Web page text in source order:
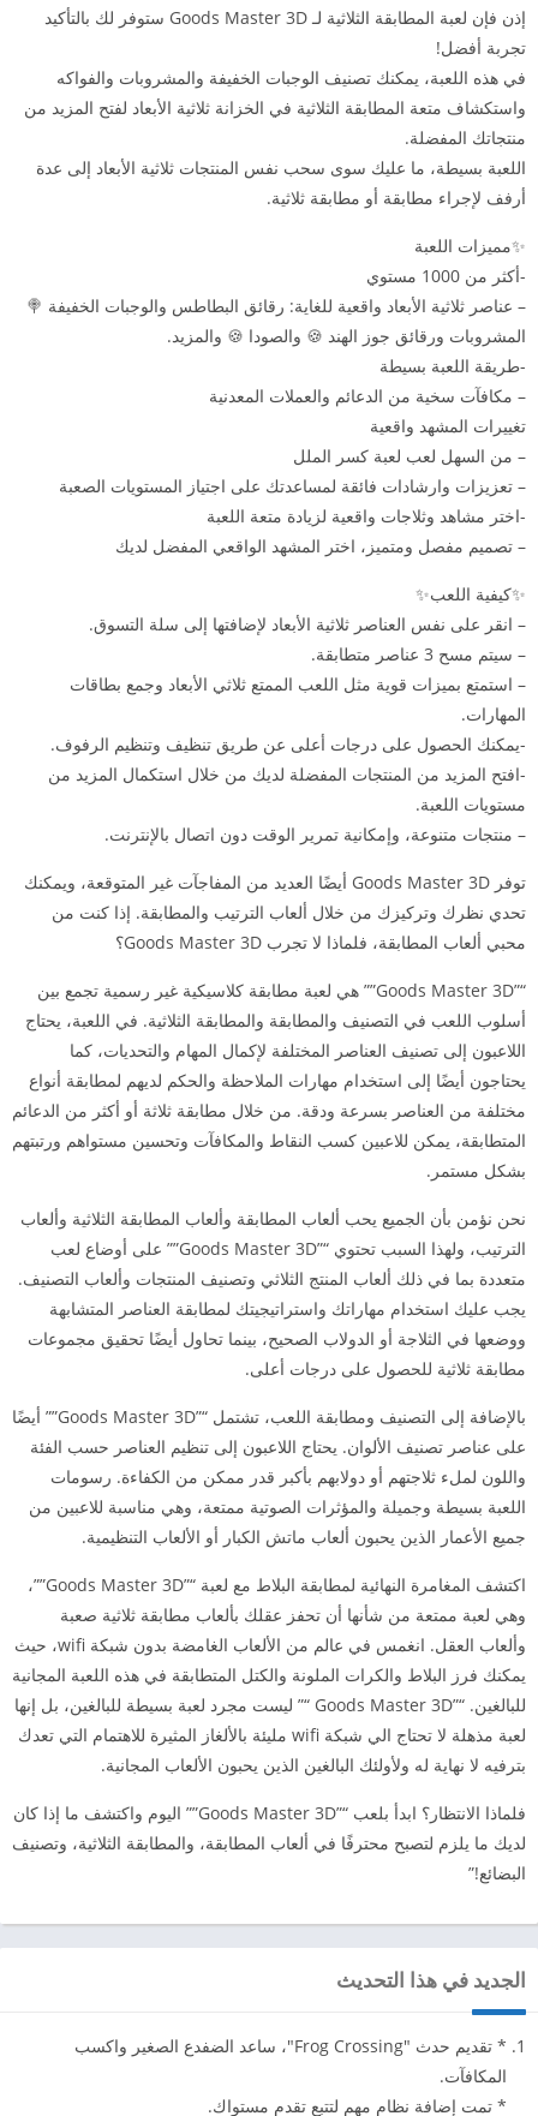
إذن فإن لعبة المطابقة الثلاثية لـ Goods Master 3D ستوفر لك بالتأكيد
تجربة أفضل!
في هذه اللعبة، يمكنك تصنيف الوجبات الخفيفة والمشروبات والفواكه
واستكشاف متعة المطابقة الثلاثية في الخزانة ثلاثية الأبعاد لفتح المزيد من
منتجاتك المفضلة.
اللعبة بسيطة، ما عليك سوى سحب نفس المنتجات ثلاثية الأبعاد إلى عدة
أرفف لإجراء مطابقة أو مطابقة ثلاثية.
✨مميزات اللعبة
-أكثر من 1000 مستوي
– عناصر ثلاثية الأبعاد واقعية للغاية: رقائق البطاطس والوجبات الخفيفة 🍭
المشروبات ورقائق جوز الهند 🍪 والصودا 🍪 والمزيد.
-طريقة اللعبة بسيطة
– مكافآت سخية من الدعائم والعملات المعدنية
تغييرات المشهد واقعية
– من السهل لعب لعبة كسر الملل
– تعزيزات وارشادات فائقة لمساعدتك على اجتياز المستويات الصعبة
-اختر مشاهد وثلاجات واقعية لزيادة متعة اللعبة
– تصميم مفصل ومتميز، اختر المشهد الواقعي المفضل لديك
✨كيفية اللعب✨
– انقر على نفس العناصر ثلاثية الأبعاد لإضافتها إلى سلة التسوق.
– سيتم مسح 3 عناصر متطابقة.
– استمتع بميزات قوية مثل اللعب الممتع ثلاثي الأبعاد وجمع بطاقات
المهارات.
-يمكنك الحصول على درجات أعلى عن طريق تنظيف وتنظيم الرفوف.
-افتح المزيد من المنتجات المفضلة لديك من خلال استكمال المزيد من
مستويات اللعبة.
– منتجات متنوعة، وإمكانية تمرير الوقت دون اتصال بالإنترنت.
توفر Goods Master 3D أيضًا العديد من المفاجآت غير المتوقعة، ويمكنك
تحدي نظرك وتركيزك من خلال ألعاب الترتيب والمطابقة. إذا كنت من
محبي ألعاب المطابقة، فلماذا لا تجرب Goods Master 3D؟
“”Goods Master 3D”” هي لعبة مطابقة كلاسيكية غير رسمية تجمع بين
أسلوب اللعب في التصنيف والمطابقة والمطابقة الثلاثية. في اللعبة، يحتاج
اللاعبون إلى تصنيف العناصر المختلفة لإكمال المهام والتحديات، كما
يحتاجون أيضًا إلى استخدام مهارات الملاحظة والحكم لديهم لمطابقة أنواع
مختلفة من العناصر بسرعة ودقة. من خلال مطابقة ثلاثة أو أكثر من الدعائم
المتطابقة، يمكن للاعبين كسب النقاط والمكافآت وتحسين مستواهم ورتبتهم
بشكل مستمر.
نحن نؤمن بأن الجميع يحب ألعاب المطابقة وألعاب المطابقة الثلاثية وألعاب
الترتيب، ولهذا السبب تحتوي “”Goods Master 3D”” على أوضاع لعب
متعددة بما في ذلك ألعاب المنتج الثلاثي وتصنيف المنتجات وألعاب التصنيف.
يجب عليك استخدام مهاراتك واستراتيجيتك لمطابقة العناصر المتشابهة
ووضعها في الثلاجة أو الدولاب الصحيح، بينما تحاول أيضًا تحقيق مجموعات
مطابقة ثلاثية للحصول على درجات أعلى.
بالإضافة إلى التصنيف ومطابقة اللعب، تشتمل “”Goods Master 3D”” أيضًا
على عناصر تصنيف الألوان. يحتاج اللاعبون إلى تنظيم العناصر حسب الفئة
واللون لملء ثلاجتهم أو دولابهم بأكبر قدر ممكن من الكفاءة. رسومات
اللعبة بسيطة وجميلة والمؤثرات الصوتية ممتعة، وهي مناسبة للاعبين من
جميع الأعمار الذين يحبون ألعاب ماتش الكبار أو الألعاب التنظيمية.
اكتشف المغامرة النهائية لمطابقة البلاط مع لعبة “”Goods Master 3D””،
وهي لعبة ممتعة من شأنها أن تحفز عقلك بألعاب مطابقة ثلاثية صعبة
وألعاب العقل. انغمس في عالم من الألعاب الغامضة بدون شبكة wifi، حيث
يمكنك فرز البلاط والكرات الملونة والكتل المتطابقة في هذه اللعبة المجانية
للبالغين. “”Goods Master 3D “” ليست مجرد لعبة بسيطة للبالغين، بل إنها
لعبة مذهلة لا تحتاج الي شبكة wifi مليئة بالألغاز المثيرة للاهتمام التي تعدك
بترفيه لا نهاية له ولأولئك البالغين الذين يحبون الألعاب المجانية.
فلماذا الانتظار؟ ابدأ بلعب “”Goods Master 3D”” اليوم واكتشف ما إذا كان
لديك ما يلزم لتصبح محترفًا في ألعاب المطابقة، والمطابقة الثلاثية، وتصنيف
البضائع!”
الجديد في هذا التحديث
* تقديم حدث "Frog Crossing"، ساعد الضفدع الصغير واكسب
المكافآت.
* تمت إضافة نظام مهم لتتبع تقدم مستواك.